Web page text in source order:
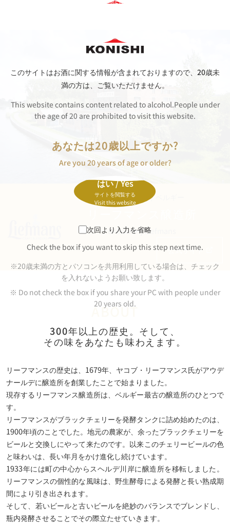
このサイトはお酒に関する情報が含まれておりますので、 20歳未
満の方は、ご覧いただけません。
This website contains content related to alcohol.People under
the age of 20 are prohibited to visit this website.
あなたは20歳以上ですか?
Are you 20 years of age or older?
はい / Yes
サイトを閲覧する
Visit this website
次回より入力を省略
Check the box if you want to skip this step next time.
※20歳未満の方とパソコンを共用利用している場合は、チェック
を入れないようお願い致します。
※ Do not check the box if you share your PC with people under
20 years old.
BE BELGIUM / ベルギー
Brouwerij Liefmans
公式サイト
ABOUT
300年以上の歴史。そして、
その味をあなたも味わえます。
リーフマンスの歴史は、1679年、ヤコブ・リーフマンス氏がアウデ
ナールデに醸造所を創業したことで始まりました。
現存するリーフマンス醸造所は、ベルギー最古の醸造所のひとつで
す。
リーフマンスがブラックチェリーを発酵タンクに詰め始めたのは、
1900年頃のことでした。地元の農家が、余ったブラックチェリーを
ビールと交換しにやって来たのです。以来このチェリービールの色
と味わいは、長い年月をかけ進化し続けています。
1933年には町の中心からスヘルデ川岸に醸造所を移転しました。
リーフマンスの個性的な風味は、野生酵母による発酵と長い熟成期
間により引き出されます。
そして、若いビールと古いビールを絶妙のバランスでブレンドし、
瓶内発酵させることでその際立たせていきます。